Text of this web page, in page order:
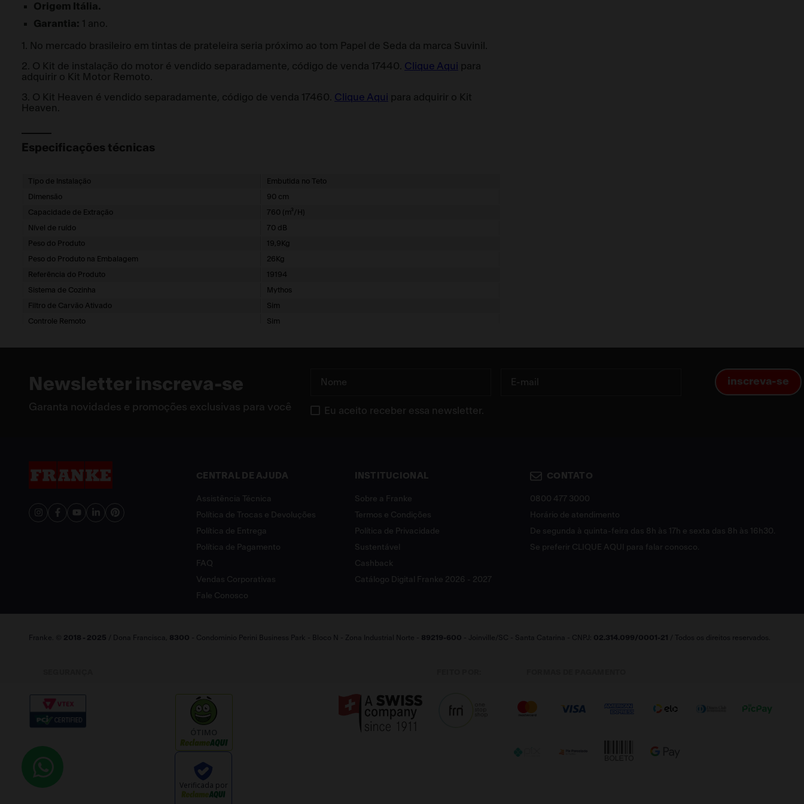
Origem Itália.
Garantia: 1 ano.
1. No mercado brasileiro em tintas de prateleira seria próximo ao tom Papel de Seda da marca Suvinil.
2. O Kit de instalação do motor é vendido separadamente, código de venda 17440. Clique Aqui para
adquirir o Kit Motor Remoto.
3. O Kit Heaven é vendido separadamente, código de venda 17460. Clique Aqui para adquirir o Kit
Heaven.
Especificações técnicas
Tipo de Instalação Embutida no Teto
Dimensão 90 cm
Capacidade de Extração 760 (m³/H)
Nível de ruído 70 dB
Peso do Produto 19,9Kg
Peso do Produto na Embalagem 26Kg
Referência do Produto 19194
Sistema de Cozinha Mythos
Filtro de Carvão Ativado Sim
Controle Remoto Sim
Newsletter inscreva-se
Garanta novidades e promoções exclusivas para você
inscreva-se
Eu aceito receber essa newsletter.
CENTRAL DE AJUDA
Assistência Técnica
Política de Trocas e Devoluções
Política de Entrega
Política de Pagamento
FAQ
Vendas Corporativas
Fale Conosco
INSTITUCIONAL
Sobre a Franke
Termos e Condições
Política de Privacidade
Sustentável
Cashback
Catálogo Digital Franke 2026 - 2027
CONTATO
0800 477 3000
Horário de atendimento
De segunda à quinta-feira das 8h às 17h e sexta das 8h às 16h30.
Se preferir CLIQUE AQUI para falar conosco.
Franke. © 2018 - 2025 / Dona Francisca, 8300 - Condominio Perini Business Park - Bloco N - Zona Industrial Norte - 89219-600 - Joinville/SC - Santa Catarina - CNPJ: 02.314.099/0001-21 / Todos os direitos reservados.
Verificada por